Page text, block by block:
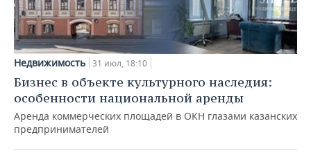
Недвижимость 31 июл, 18:10
Бизнес в объекте культурного наследия:
особенности национальной аренды
Аренда коммерческих площадей в ОКН глазами казанских
предпринимателей